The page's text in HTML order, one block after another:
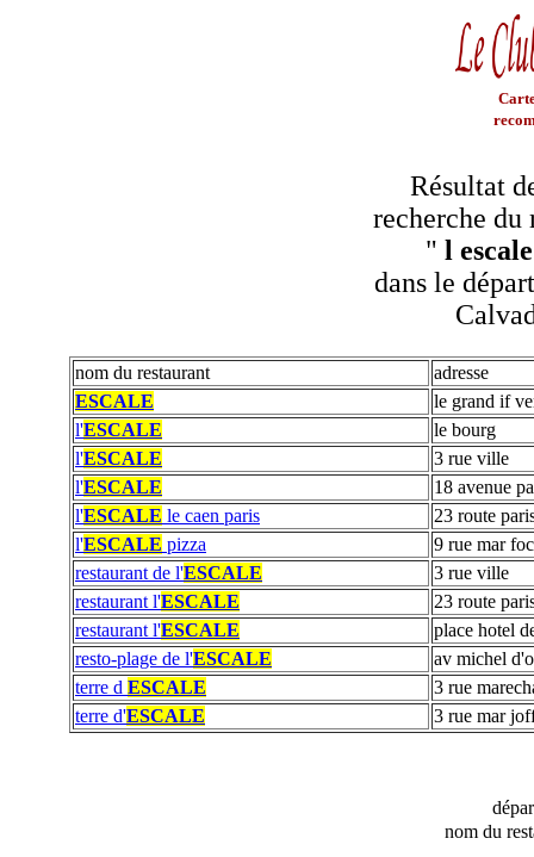
Résultat
recherche du
" l
dans le
nom du restaurant
adresse
ESCALE
le grand if
l'ESCALE
le bourg
l'ESCALE
3 rue ville
l'ESCALE
18 avenue
l'ESCALE le caen paris
23 route
l'ESCALE pizza
9 rue mar
restaurant de l'ESCALE
3 rue ville
restaurant l'ESCALE
23 route
restaurant l'ESCALE
place hotel
resto-plage de l'ESCALE
av michel
terre d ESCALE
3 rue
terre d'ESCALE 3 rue mar
nom du